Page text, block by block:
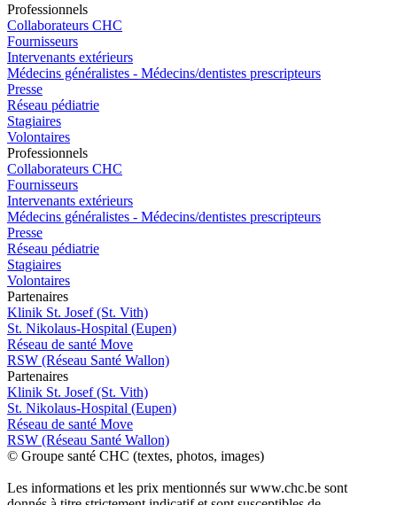
Professionnels
Collaborateurs CHC
Fournisseurs
Intervenants extérieurs
Médecins généralistes - Médecins/dentistes prescripteurs
Presse
Réseau pédiatrie
Stagiaires
Volontaires
Professionnels
Collaborateurs CHC
Fournisseurs
Intervenants extérieurs
Médecins généralistes - Médecins/dentistes prescripteurs
Presse
Réseau pédiatrie
Stagiaires
Volontaires
Partenaires
Klinik St. Josef (St. Vith)
St. Nikolaus-Hospital (Eupen)
Réseau de santé Move
RSW (Réseau Santé Wallon)
Partenaires
Klinik St. Josef (St. Vith)
St. Nikolaus-Hospital (Eupen)
Réseau de santé Move
RSW (Réseau Santé Wallon)
© Groupe santé CHC (textes, photos, images)
Les informations et les prix mentionnés sur www.chc.be sont